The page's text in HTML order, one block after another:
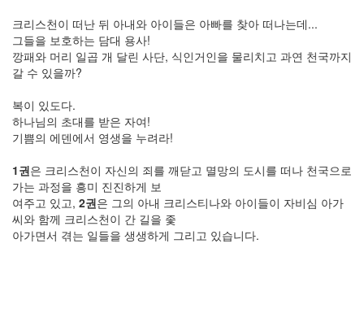
크리스천이 떠난 뒤 아내와 아이들은 아빠를 찾아 떠나는데...
그들을 보호하는 담대 용사!
깡패와 머리 일곱 개 달린 사단, 식인거인을 물리치고 과연 천국까지
갈 수 있을까?
복이 있도다.
하나님의 초대를 받은 자여!
기쁨의 에덴에서 영생을 누려라!
1권은 크리스천이 자신의 죄를 깨닫고 멸망의 도시를 떠나 천국으로
가는 과정을 흥미 진진하게 보
여주고 있고, 2권은 그의 아내 크리스티나와 아이들이 자비심 아가
씨와 함께 크리스천이 간 길을 좇
아가면서 겪는 일들을 생생하게 그리고 있습니다.